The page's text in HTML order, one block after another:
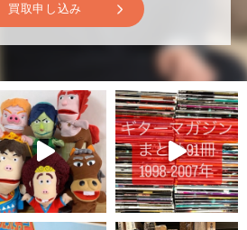
買取申し込み